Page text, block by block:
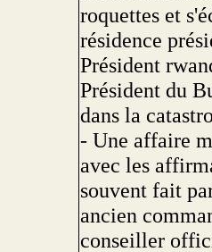
roquettes et
résidence
Président
Président du
dans la
- Une affaire
avec les
souvent fait
ancien
conseiller